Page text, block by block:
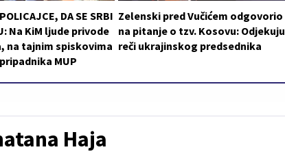
DA SE SRBI
Na KiM ljude privode
na tajnim spiskovima
MUP
Zelenski pred Vučićem odgovorio
na pitanje o tzv. Kosovu: Odjekuju
reči ukrajinskog predsednika
Haja